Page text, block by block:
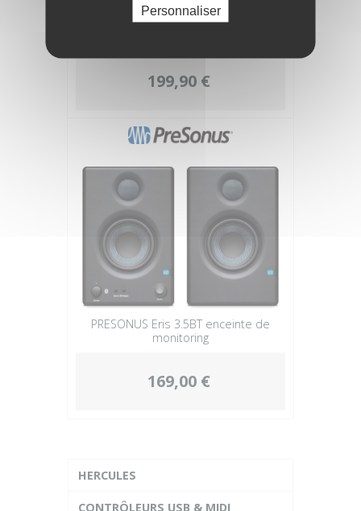
199,90 €
PRESONUS Eris 3.5BT enceinte de
monitoring
169,00 €
HERCULES
CONTRÔLEURS USB & MIDI
Personnaliser